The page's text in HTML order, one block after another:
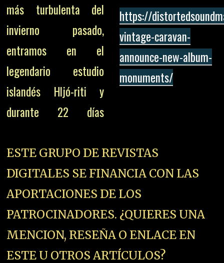
más turbulenta del
invierno pasado,
entramos en el
legendario estudio
islandés Hljó-riti y
durante 22 días
https://
vintage-caravan-
announce-new-album-
monuments/
ESTE GRUPO DE REVISTAS
DIGITALES SE FINANCIA CON LAS
APORTACIONES DE LOS
PATROCINADORES. ¿QUIERES UNA
MENCION, RESEÑA O ENLACE EN
ESTE U OTROS ARTÍCULOS?